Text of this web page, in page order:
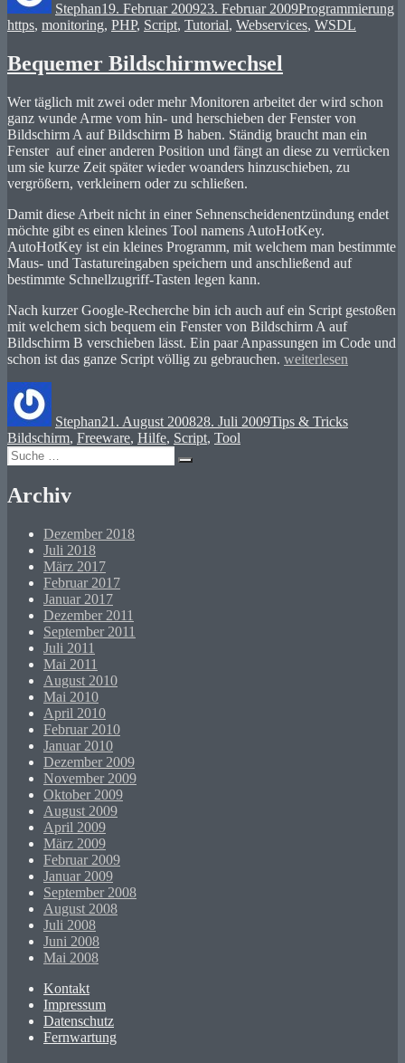
Stephan19. Februar 200923. Februar 2009Programmierung
https, monitoring, PHP, Script, Tutorial, Webservices, WSDL
Bequemer Bildschirmwechsel
Wer täglich mit zwei oder mehr Monitoren arbeitet der wird schon
ganz wunde Arme vom hin- und herschieben der Fenster von
Bildschirm A auf Bildschirm B haben. Ständig braucht man ein
Fenster auf einer anderen Position und fängt an diese zu verrücken
um sie kurze Zeit später wieder woanders hinzuschieben, zu
vergrößern, verkleinern oder zu schließen.
Damit diese Arbeit nicht in einer Sehnenscheidenentzündung endet
möchte gibt es einen kleines Tool namens AutoHotKey.
AutoHotKey ist ein kleines Programm, mit welchem man bestimmte
Maus- und Tastatureingaben speichern und anschließend auf
bestimmte Schnellzugriff-Tasten legen kann.
Nach kurzer Google-Recherche bin ich auch auf ein Script gestoßen
mit welchem sich bequem ein Fenster von Bildschirm A auf
Bildschirm B verschieben lässt. Ein paar Anpassungen im Code und
schon ist das ganze Script völlig zu gebrauchen. „Bequemer
weiterlesen
Stephan21. August 200828. Juli 2009Tips & Tricks
Bildschirm, Freeware, Hilfe, Script, Tool
Suche
nach:
Suchen
Archiv
Dezember 2018
Juli 2018
März 2017
Februar 2017
Januar 2017
Dezember 2011
September 2011
Juli 2011
Mai 2011
August 2010
Mai 2010
April 2010
Februar 2010
Januar 2010
Dezember 2009
November 2009
Oktober 2009
August 2009
April 2009
März 2009
Februar 2009
Januar 2009
September 2008
August 2008
Juli 2008
Juni 2008
Mai 2008
Kontakt
Impressum
Datenschutz
Fernwartung